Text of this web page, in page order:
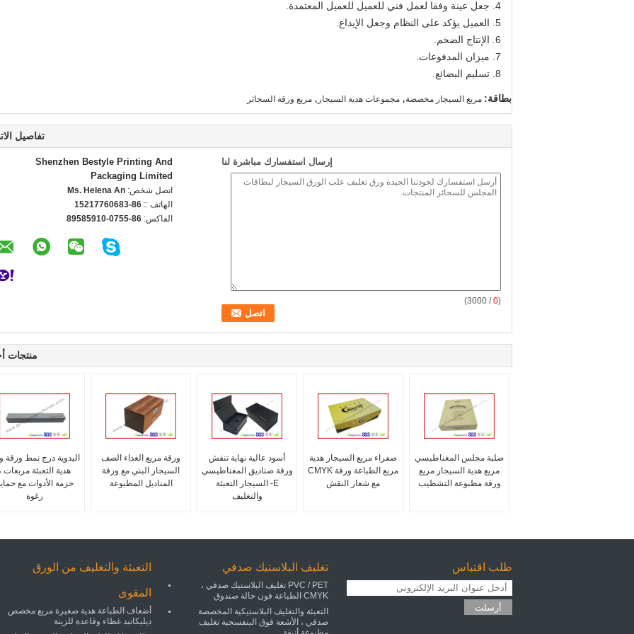
4. جعل عينة وفقا لعمل فني للعميل للعميل المعتمدة.
5. العميل يؤكد على النظام وجعل الإيداع.
6. الإنتاج الضخم.
7. ميزان المدفوعات.
8. تسليم البضائع.
بطاقة: مربع السيجار مخصصة, مجموعات هدية السيجار , مربع ورقة السجائر
تفاصيل
Shenzhen Bestyle Printing And
Packaging Limited
اتصل شخص: Ms. Helena An
الهاتف :: 86-15217760683
الفاكس: 86-0755-89585910
إرسال استفسارك مباشرة لنا
(
0
/ 3000)
منتجات
اليدوية درج نمط ورقة
هدية التعبئة مربعات
حزمة الأدوات مع
رغوة
ورقة مربع الغذاء الصف
السيجار البني مع ورقة
المناديل المطبوعة
أسود عالية نهاية تنقش
ورقة صناديق المغناطيسي
E- السيجار التعبئة
والتغليف
صفراء مربع السيجار هدية
مربع الطباعة ورقة CMYK
مع شعار النقش
صلبة مجلس المغناطيسي
مربع هدية السيجار مربع
ورقة مطبوعة التشطيب
التعبئة والتغليف من الورق
المقوى
أضعاف الطباعة هدية صغيرة مربع مخصص
ديليكاتيد غطاء وقاعدة للزينة
تغليف البلاستيك صدفي
PVC / PET تغليف البلاستيك صدفي ،
CMYK الطباعة فون حالة صندوق
التعبئة والتغليف البلاستيكية المخصصة
صدفي ، الأشعة فوق البنفسجية تغليف
طلب اقتباس
أرسلت